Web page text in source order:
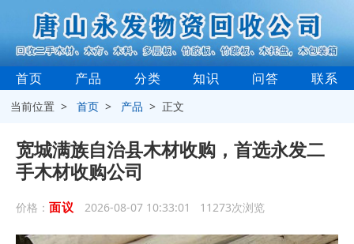
首页 产品 分类 知识 问答 联系
当前位置 >首页 > 产品 > 正文
宽城满族自治县木材收购，首选永发二
手木材收购公司
价格： 面议 2026-08-07 10:33:01 11273次浏览